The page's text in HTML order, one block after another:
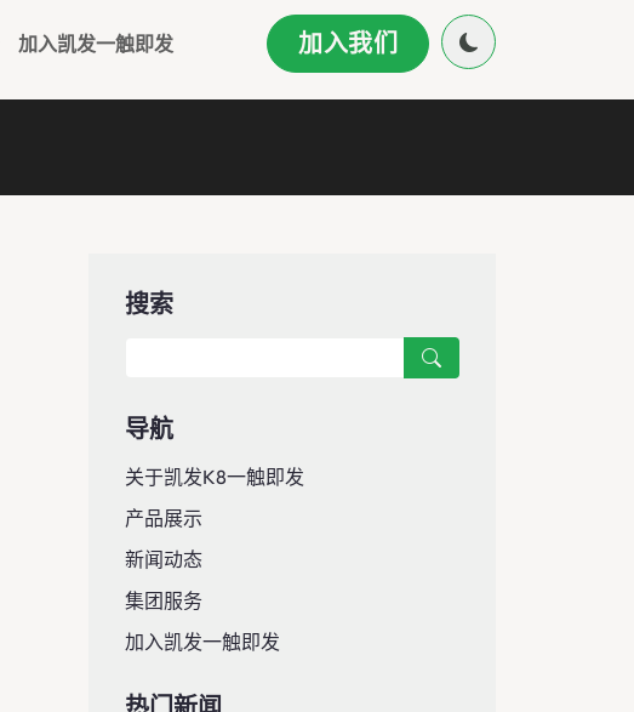
加入凯发一触即发 加入我们
搜索
导航
关于凯发k8一触即发
产品展示
新闻动态
集团服务
加入凯发一触即发